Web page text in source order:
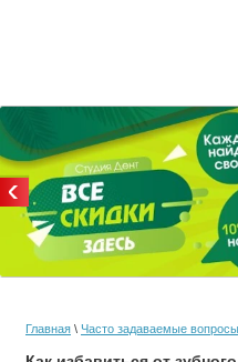
Главная \ Часто задаваемые вопросы